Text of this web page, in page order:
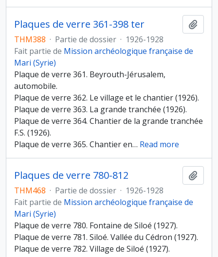
Plaques de verre 361-398 ter
THM388 · Partie de dossier · 1926-1928
Fait partie de Mission archéologique française de
Mari (Syrie)
Plaque de verre 361. Beyrouth-Jérusalem,
automobile.
Plaque de verre 362. Le village et le chantier (1926).
Plaque de verre 363. La grande tranchée (1926).
Plaque de verre 364. Chantier de la grande tranchée
F.S. (1926).
Plaque de verre 365. Chantier en… Read more
Plaques de verre 780-812
THM468 · Partie de dossier · 1926-1928
Fait partie de Mission archéologique française de
Mari (Syrie)
Plaque de verre 780. Fontaine de Siloé (1927).
Plaque de verre 781. Siloé. Vallée du Cédron (1927).
Plaque de verre 782. Village de Siloé (1927).